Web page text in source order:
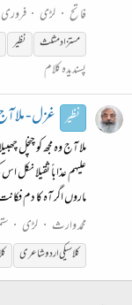
فاتح لڑی فروری 5، 2013
مستزاد مثلث
نظیر
پسندیدہ کلام
نظیر غزل - ملا آج
ملا آج وہ مجھ کو چنچل
علیہم عذاباً ثقیلا نکل
ماروں اگر آہ کا دم
محمد وارث
لڑی
کلاسیکی اردو شاعری